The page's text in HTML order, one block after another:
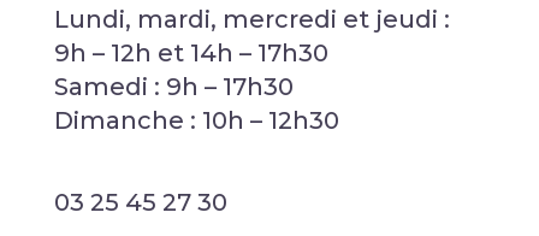
Lundi, mardi, mercredi et jeudi :
9h – 12h et 14h – 17h30
Samedi : 9h – 17h30
Dimanche : 10h – 12h30
03 25 45 27 30